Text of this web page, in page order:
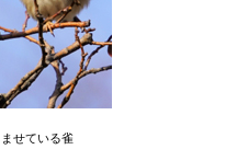
せている雀